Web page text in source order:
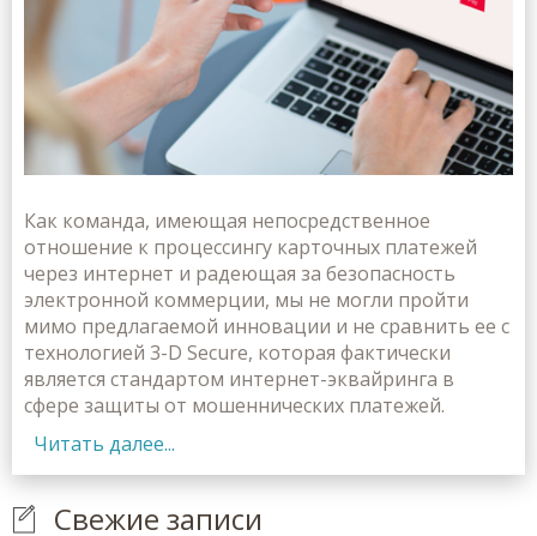
Как команда, имеющая непосредственное
отношение к процессингу карточных платежей
через интернет и радеющая за безопасность
электронной коммерции, мы не могли пройти
мимо предлагаемой инновации и не сравнить ее с
технологией 3-D Secure, которая фактически
является стандартом интернет-эквайринга в
сфере защиты от мошеннических платежей.
Читать далее...
Свежие записи